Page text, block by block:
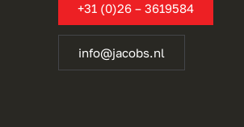
+31 (0)26 – 3619584
info@jacobs.nl